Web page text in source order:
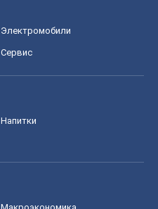
Электромобили
Сервис
Напитки